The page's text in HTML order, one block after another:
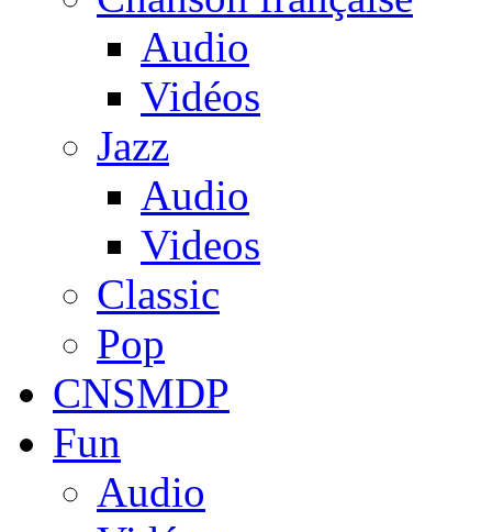
Audio
Vidéos
Jazz
Audio
Videos
Classic
Pop
CNSMDP
Fun
Audio